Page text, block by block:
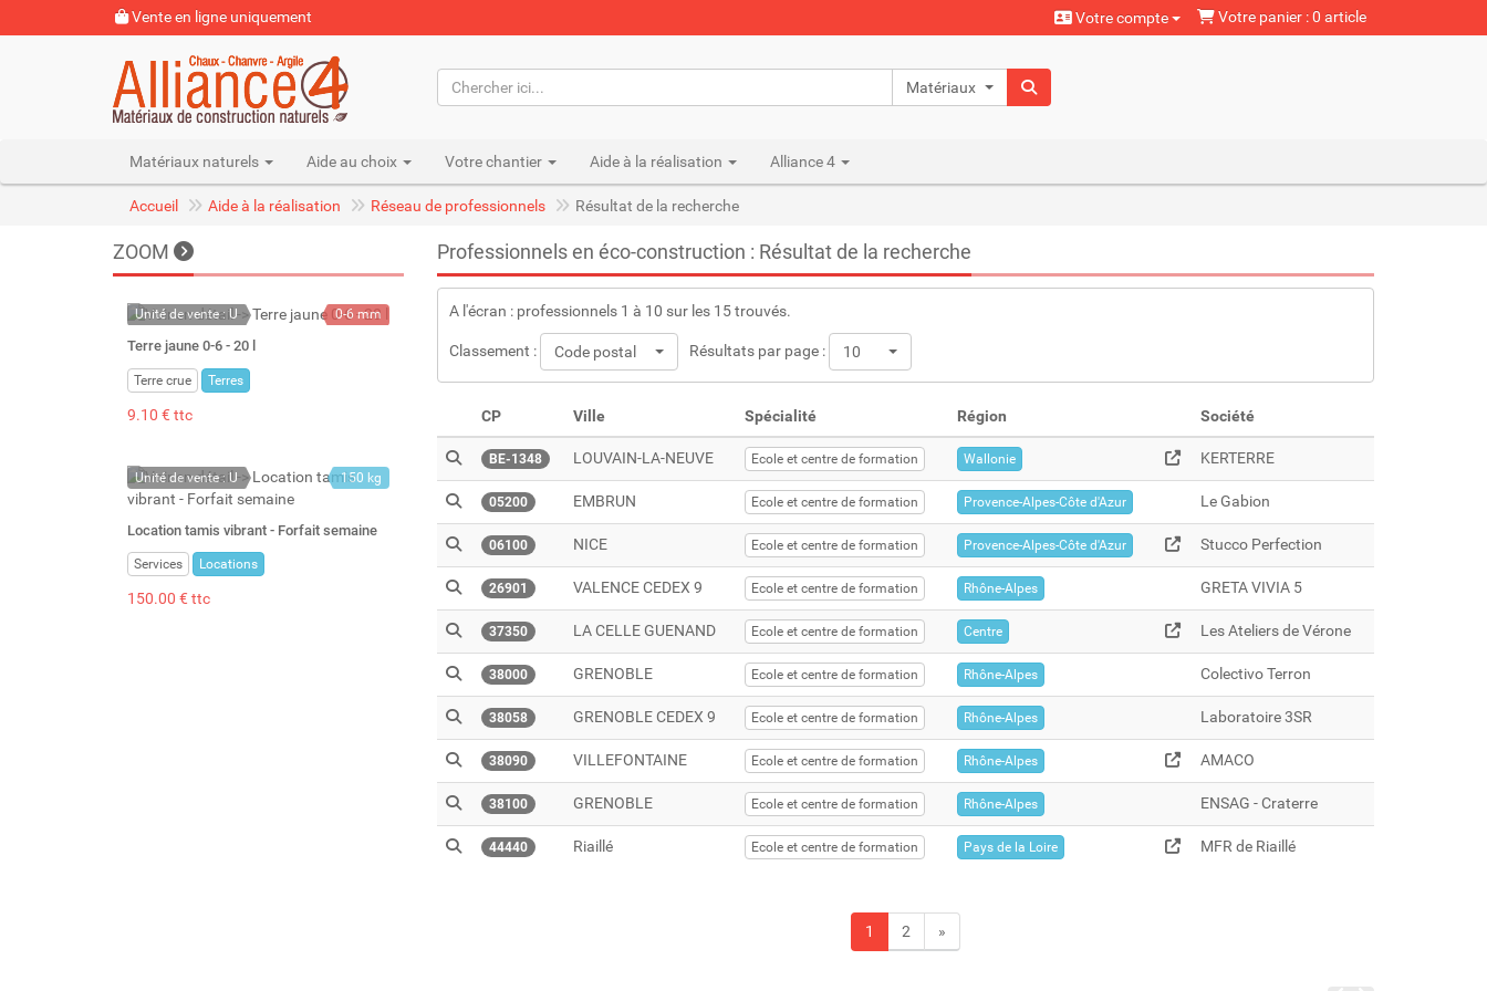
Vente en ligne uniquement Votre compte Votre panier : 0 article
Matériaux naturels
Matériaux naturels Aide au choix Votre chantier Aide à la réalisation Alliance 4
Accueil Aide à la réalisation Réseau de professionnels Résultat de la recherche
ZOOM
Unité de vente : U
0-6 mm
Terre jaune 0-6 - 20 l
Terre crue Terres
9.10 € ttc
Unité de vente : U 150 kg
Location tamis vibrant - Forfait semaine
Services Locations
150.00 € ttc
Professionnels en éco-construction : Résultat de la recherche
A l'écran : professionnels 1 à 10 sur les 15 trouvés.
Classement : Code postal Résultats par page : 10
CP Ville Spécialité Région Société
BE-1348 LOUVAIN-LA-NEUVE Ecole et centre de formation Wallonie KERTERRE
05200 EMBRUN Ecole et centre de formation Provence-Alpes-Côte d'Azur Le Gabion
06100 NICE Ecole et centre de formation Provence-Alpes-Côte d'Azur Stucco Perfection
26901 VALENCE CEDEX 9 Ecole et centre de formation Rhône-Alpes GRETA VIVIA 5
37350 LA CELLE GUENAND Ecole et centre de formation Centre Les Ateliers de Vérone
38000 GRENOBLE Ecole et centre de formation Rhône-Alpes Colectivo Terron
38058 GRENOBLE CEDEX 9 Ecole et centre de formation Rhône-Alpes Laboratoire 3SR
38090 VILLEFONTAINE Ecole et centre de formation Rhône-Alpes AMACO
38100 GRENOBLE Ecole et centre de formation Rhône-Alpes ENSAG - Craterre
44440 Riaillé Ecole et centre de formation Pays de la Loire MFR de Riaillé
1 2 »